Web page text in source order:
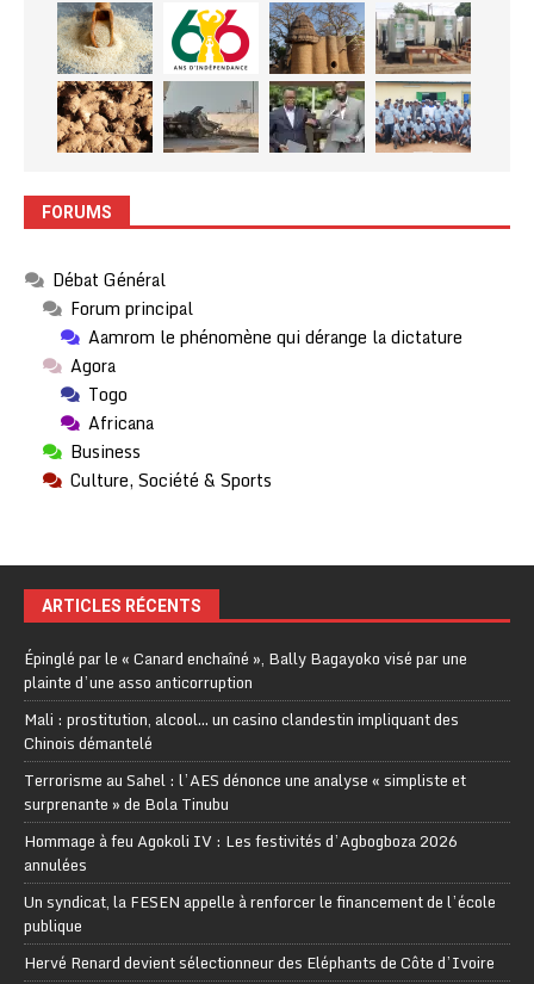
FORUMS
Débat Général
Forum principal
Aamrom le phénomène qui dérange la dictature
Agora
Togo
Africana
Business
Culture, Société & Sports
ARTICLES RÉCENTS
Épinglé par le « Canard enchaîné », Bally Bagayoko visé par une
plainte d’une asso anticorruption
Mali : prostitution, alcool… un casino clandestin impliquant des
Chinois démantelé
Terrorisme au Sahel : l’AES dénonce une analyse « simpliste et
surprenante » de Bola Tinubu
Hommage à feu Agokoli IV : Les festivités d’Agbogboza 2026
annulées
Un syndicat, la FESEN appelle à renforcer le financement de l’école
publique
Hervé Renard devient sélectionneur des Eléphants de Côte d’Ivoire